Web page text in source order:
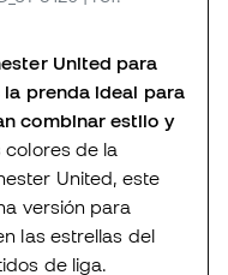
United para
prenda ideal para
combinar estilo y
colores de la
United, este
versión para
las estrellas del
de liga.